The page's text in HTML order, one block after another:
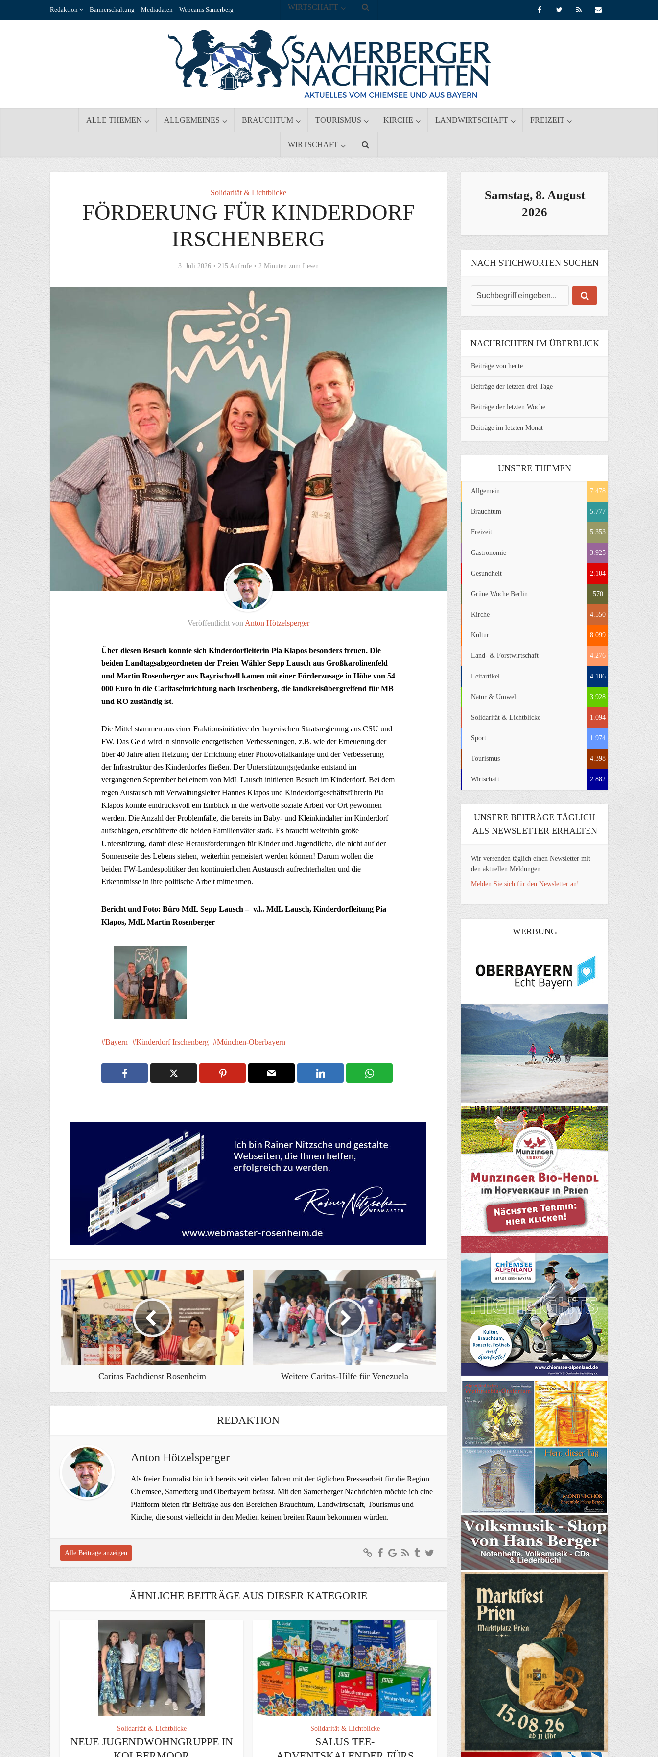
Redaktion Bannerschaltung Mediadaten Webcams Samerberg
ALLE THEMEN ALLGEMEINES BRAUCHTUM TOURISMUS KIRCHE LANDWIRTSCHAFT FREIZEIT
WIRTSCHAFT
WIRTSCHAFT
Solidarität & Lichtblicke
FÖRDERUNG FÜR KINDERDORF
IRSCHENBERG
3. Juli 2026 215 Aufrufe 2 Minuten zum Lesen
Veröffentlicht von Anton Hötzelsperger
Über diesen Besuch konnte sich Kinderdorfleiterin Pia Klapos besonders freuen. Die
beiden Landtagsabgeordneten der Freien Wähler Sepp Lausch aus Großkarolinenfeld
und Martin Rosenberger aus Bayrischzell kamen mit einer Förderzusage in Höhe von 54
000 Euro in die Caritaseinrichtung nach Irschenberg, die landkreisübergreifend für MB
und RO zuständig ist.
Die Mittel stammen aus einer Fraktionsinitiative der bayerischen Staatsregierung aus CSU und
FW. Das Geld wird in sinnvolle energetischen Verbesserungen, z.B. wie der Erneuerung der
über 40 Jahre alten Heizung, der Errichtung einer Photovoltaikanlage und der Verbesserung
der Infrastruktur des Kinderdorfes fließen. Der Unterstützungsgedanke entstand im
vergangenen September bei einem von MdL Lausch initiierten Besuch im Kinderdorf. Bei dem
regen Austausch mit Verwaltungsleiter Hannes Klapos und Kinderdorfgeschäftsführerin Pia
Klapos konnte eindrucksvoll ein Einblick in die wertvolle soziale Arbeit vor Ort gewonnen
werden. Die Anzahl der Problemfälle, die bereits im Baby- und Kleinkindalter im Kinderdorf
aufschlagen, erschütterte die beiden Familienväter stark. Es braucht weiterhin große
Unterstützung, damit diese Herausforderungen für Kinder und Jugendliche, die nicht auf der
Sonnenseite des Lebens stehen, weiterhin gemeistert werden können! Darum wollen die
beiden FW-Landespolitiker den kontinuierlichen Austausch aufrechterhalten und die
Erkenntnisse in ihre politische Arbeit mitnehmen.
Bericht und Foto: Büro MdL Sepp Lausch – v.l.. MdL Lausch, Kinderdorfleitung Pia
Klapos, MdL Martin Rosenberger
Bayern Kinderdorf Irschenberg München-Oberbayern
Caritas Fachdienst Rosenheim Weitere Caritas-Hilfe für Venezuela
REDAKTION
Anton Hötzelsperger
Als freier Journalist bin ich bereits seit vielen Jahren mit der täglichen Pressearbeit für die Region
Chiemsee, Samerberg und Oberbayern befasst. Mit den Samerberger Nachrichten möchte ich eine
Plattform bieten für Beiträge aus den Bereichen Brauchtum, Landwirtschaft, Tourismus und
Kirche, die sonst vielleicht in den Medien keinen breiten Raum bekommen würden.
Alle Beiträge anzeigen
ÄHNLICHE BEITRÄGE AUS DIESER KATEGORIE
Solidarität & Lichtblicke
NEUE JUGENDWOHNGRUPPE IN
Solidarität & Lichtblicke
SALUS TEE-
Samstag, 8. August
2026
NACH STICHWORTEN SUCHEN
NACHRICHTEN IM ÜBERBLICK
Beiträge von heute
Beiträge der letzten drei Tage
Beiträge der letzten Woche
Beiträge im letzten Monat
UNSERE THEMEN
Allgemein 7.478
Brauchtum 5.777
Freizeit 5.353
Gastronomie 3.925
Gesundheit 2.104
Grüne Woche Berlin 570
Kirche 4.550
Kultur 8.099
Land- & Forstwirtschaft 4.276
Leitartikel 4.106
Natur & Umwelt 3.928
Solidarität & Lichtblicke 1.094
Sport 1.974
Tourismus 4.398
Wirtschaft 2.882
UNSERE BEITRÄGE TÄGLICH
ALS NEWSLETTER ERHALTEN
Wir versenden täglich einen Newsletter mit
den aktuellen Meldungen.
Melden Sie sich für den Newsletter an!
WERBUNG